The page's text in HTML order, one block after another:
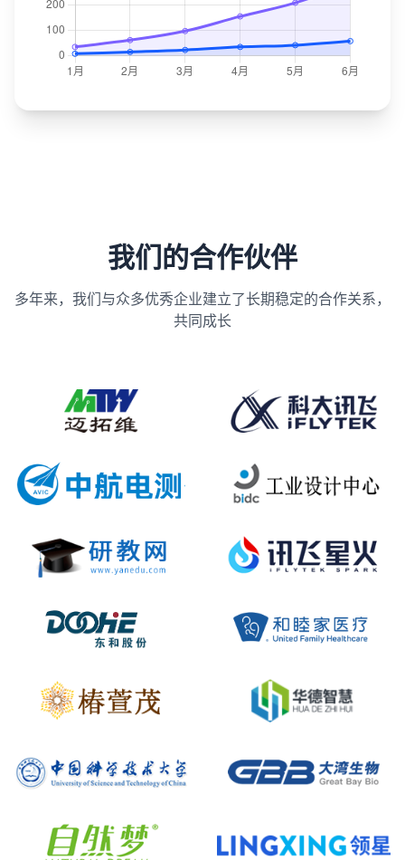
我们的合作伙伴
多年来，我们与众多优秀企业建立了长期稳定的合作关系，
共同成长